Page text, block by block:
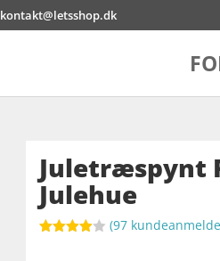
kontakt@letsshop.dk
Juletræspynt
Julehue
(97